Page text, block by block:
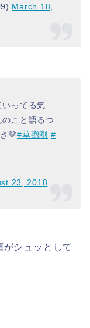
March 18,
ってる気
こと語るつ
💛#草彅剛 #
23, 2018
シュッとして